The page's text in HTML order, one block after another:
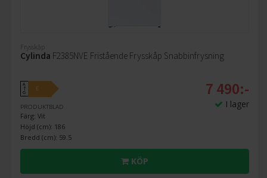
Frysskåp
Cylinda F2385NVE Fristående Frysskåp Snabbinfrysning
A
↑
G
E
PRODUKTBLAD
Färg: Vit
Höjd (cm): 186
Bredd (cm): 59.5
7 490:-
I lager
KÖP